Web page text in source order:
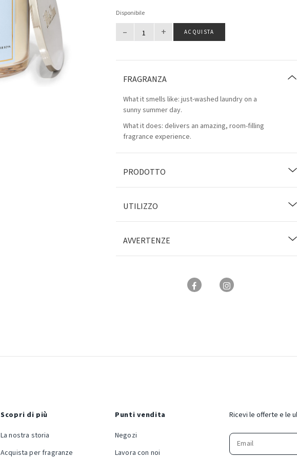
Disponibile
– + ACQUISTA
FRAGRANZA
What it smells like: just-washed laundry on a
sunny summer day.
What it does: delivers an amazing, room-filling
fragrance experience.
PRODOTTO
UTILIZZO
AVVERTENZE
Scopri di più
La nostra storia
Acquista per fragranze
Punti vendita
Negozi
Lavora con noi
Ricevi le offerte e le